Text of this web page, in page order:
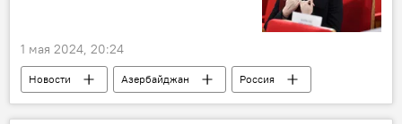
1 мая 2024, 20:24
Новости Азербайджан
Россия
Культура
Министерство культуры АР